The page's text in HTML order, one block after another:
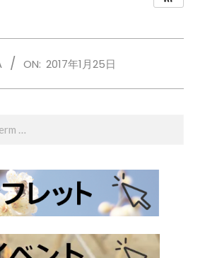
ON: 2017年1月25日